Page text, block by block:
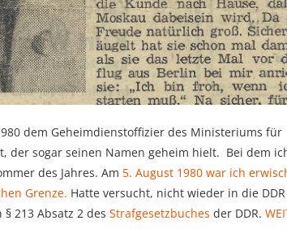
dem Geheimdienstoffizier des Ministeriums für
der sogar seinen Namen geheim hielt. Bei dem
des Jahres. Am 5. August 1980 war ich
Grenze. Hatte versucht, nicht wieder in die DDR
213 Absatz 2 des Strafgesetzbuches der DDR.